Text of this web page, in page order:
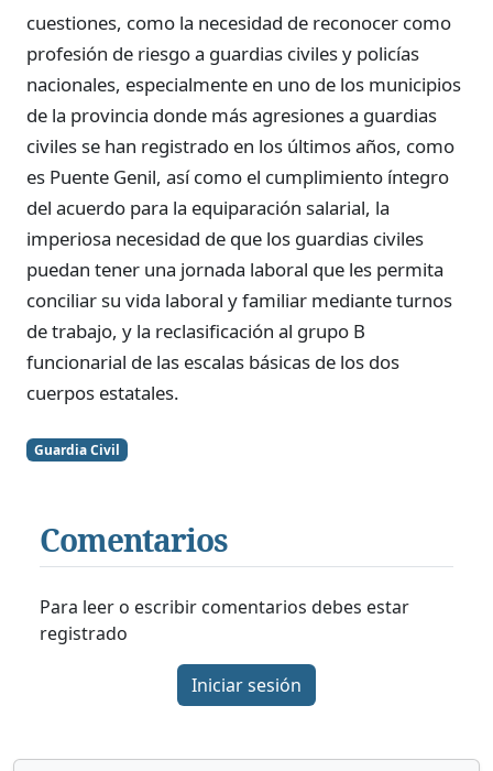
cuestiones, como la necesidad de reconocer como
profesión de riesgo a guardias civiles y policías
nacionales, especialmente en uno de los municipios
de la provincia donde más agresiones a guardias
civiles se han registrado en los últimos años, como
es Puente Genil, así como el cumplimiento íntegro
del acuerdo para la equiparación salarial, la
imperiosa necesidad de que los guardias civiles
puedan tener una jornada laboral que les permita
conciliar su vida laboral y familiar mediante turnos
de trabajo, y la reclasificación al grupo B
funcionarial de las escalas básicas de los dos
cuerpos estatales.
Guardia Civil
Comentarios
Para leer o escribir comentarios debes estar
registrado
Iniciar sesión